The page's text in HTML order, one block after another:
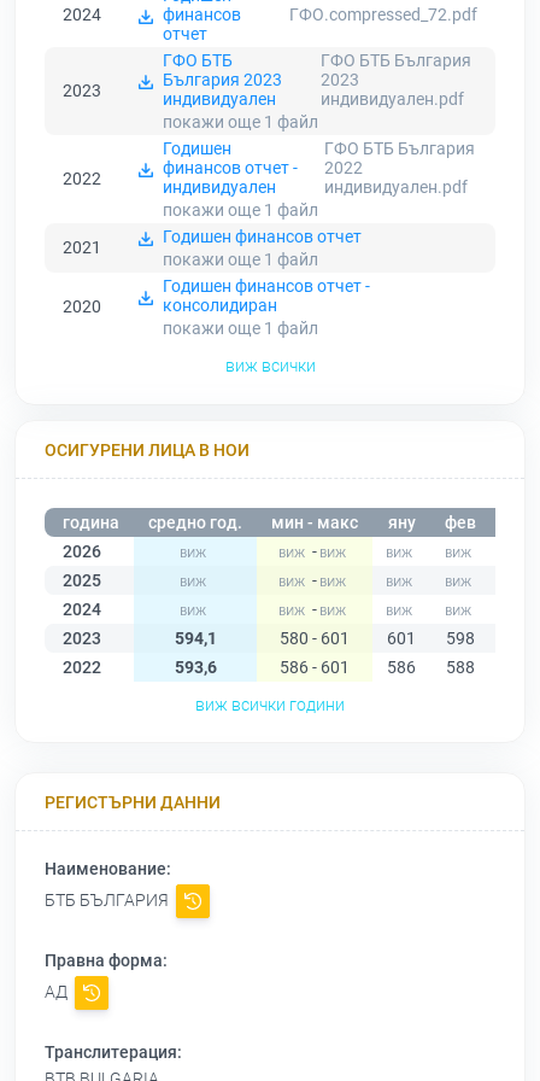
2024
финансов
отчет
ГФО.compressed_72.pdf
2023
ГФО БТБ
България 2023
индивидуален
ГФО БТБ България
2023
индивидуален.pdf
покажи още 1 файл
2022
Годишен
финансов отчет -
индивидуален
ГФО БТБ България
2022
индивидуален.pdf
покажи още 1 файл
2021
Годишен финансов отчет
покажи още 1 файл
2020
Годишен финансов отчет -
консолидиран
покажи още 1 файл
виж всички
ОСИГУРЕНИ ЛИЦА В НОИ
година средно год. мин - макс яну фев
2026
-
2025
-
2024
-
2023
594,1 580 - 601 601 598
2022
593,6 586 - 601 586 588
виж всички години
РЕГИСТЪРНИ ДАННИ
Наименование:
БТБ БЪЛГАРИЯ
Правна форма:
АД
Транслитерация: